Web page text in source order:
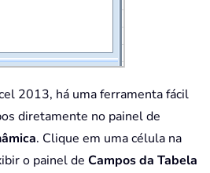
2013, há uma ferramenta fácil
diretamente no painel de
. Clique em uma célula na
o painel de Campos da Tabela